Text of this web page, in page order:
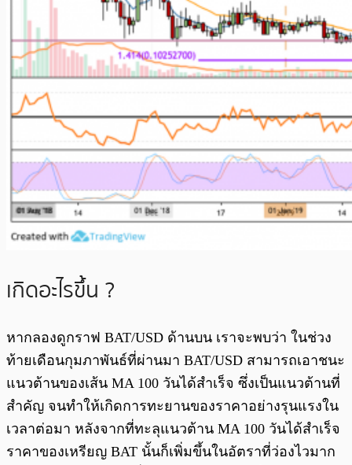
เกิดอะไรขึ้น ?
หากลองดูกราฟ BAT/USD ด้านบน เราจะพบว่า ในช่วง
ท้ายเดือนกุมภาพันธ์ที่ผ่านมา BAT/USD สามารถเอาชนะ
แนวต้านของเส้น MA 100 วันได้สำเร็จ ซึ่งเป็นแนวต้านที่
สำคัญ จนทำให้เกิดการทะยานของราคาอย่างรุนแรงใน
เวลาต่อมา หลังจากที่ทะลุแนวต้าน MA 100 วันได้สำเร็จ
ราคาของเหรียญ BAT นั้นก็เพิ่มขึ้นในอัตราที่ว่องไวมาก